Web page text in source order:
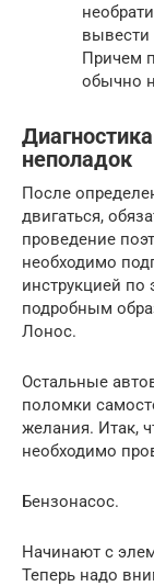
вывести
Причем
обычно
неполадок
После
двигаться,
проведение
необходимо
инструкцией по
подробным
Лонос.
Остальные
поломки
желания. Итак,
необходимо
Бензонасос.
Начинают с
Теперь надо